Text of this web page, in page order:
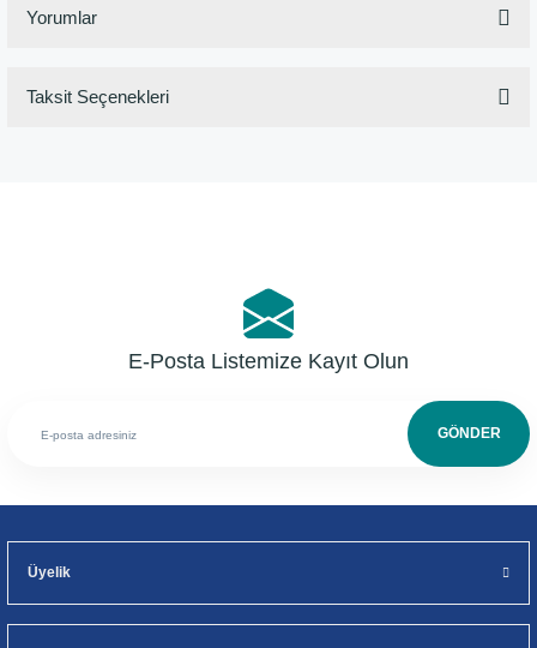
Yorumlar
Taksit Seçenekleri
E-Posta Listemize Kayıt Olun
GÖNDER
Üyelik